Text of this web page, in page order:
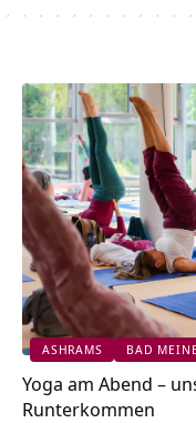
ASHRAMS BAD
Yoga am Abend –
Runterkommen